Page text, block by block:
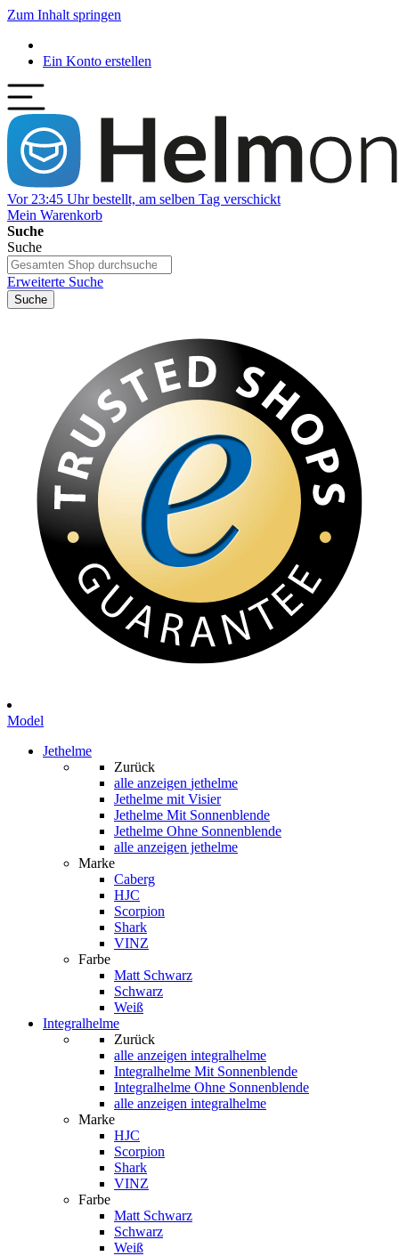
Zum Inhalt springen
Ein Konto erstellen
Vor 23:45 Uhr bestellt, am selben Tag verschickt
Mein Warenkorb
Suche
Suche
Erweiterte Suche
Suche
Model
Jethelme
Zurück
alle anzeigen jethelme
Jethelme mit Visier
Jethelme Mit Sonnenblende
Jethelme Ohne Sonnenblende
alle anzeigen jethelme
Marke
Caberg
HJC
Scorpion
Shark
VINZ
Farbe
Matt Schwarz
Schwarz
Weiß
Integralhelme
Zurück
alle anzeigen integralhelme
Integralhelme Mit Sonnenblende
Integralhelme Ohne Sonnenblende
alle anzeigen integralhelme
Marke
HJC
Scorpion
Shark
VINZ
Farbe
Matt Schwarz
Schwarz
Weiß